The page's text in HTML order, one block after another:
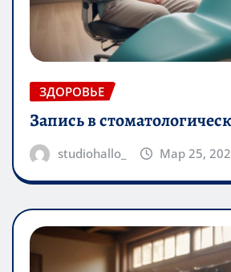
ЗДОРОВЬЕ
Запись в
studiohallo_ Мар 25,